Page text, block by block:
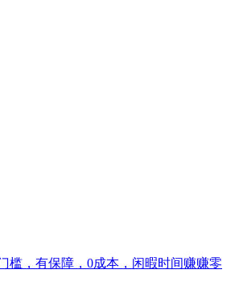
槛，有保障，0成本，闲暇时间赚赚零